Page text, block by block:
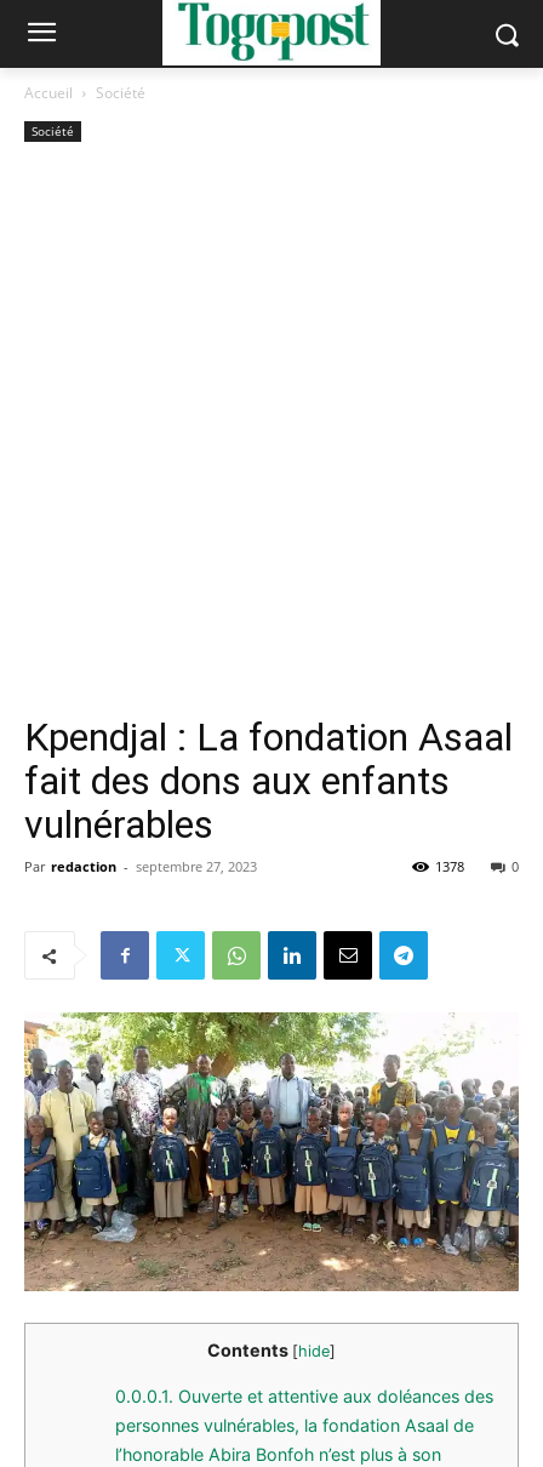
Accueil Société
Société
Kpendjal : La fondation Asaal
fait des dons aux enfants
vulnérables
Par redaction - septembre 27, 2023 0
1378
Contents [hide]
0.0.0.1. Ouverte et attentive aux doléances des
personnes vulnérables, la fondation Asaal de
l’honorable Abira Bonfoh n’est plus à son